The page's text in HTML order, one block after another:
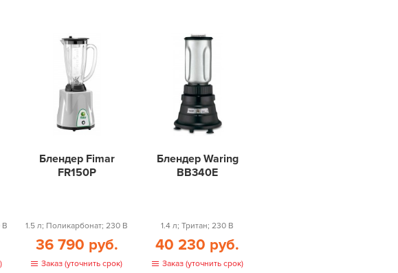
В
Блендер Fimar
FR150P
1.5 л; Поликарбонат; 230 В
36 790 руб.
Заказ (уточнить срок)
Блендер Waring
BB340E
1.4 л; Тритан; 230 В
40 230 руб.
Заказ (уточнить срок)